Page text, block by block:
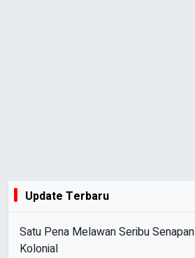
Update Terbaru
Satu Pena Melawan Seribu Senapan
Kolonial